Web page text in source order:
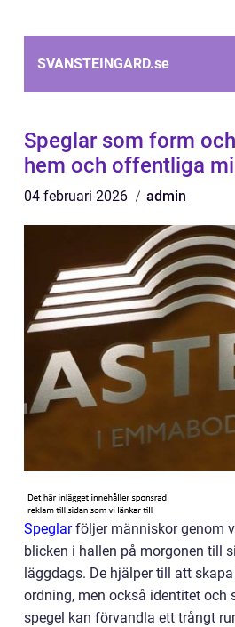
SVANSTEINGARD.se
Speglar som form
hem och offentliga
04 februari 2026 admin
Speglarföljer människor genom
blicken i hallen på morgonen till
läggdags. De hjälper till att
ordning, men också identitet och
spegel kan förvandla ett trångt